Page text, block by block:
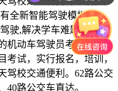
全新智能驾驶模拟器，
驶,解决学车难题；石家
机动车驾驶员考试分场，
考试，实行报名，培训，
驾校交通便利。62路公交
40路公交车直达。